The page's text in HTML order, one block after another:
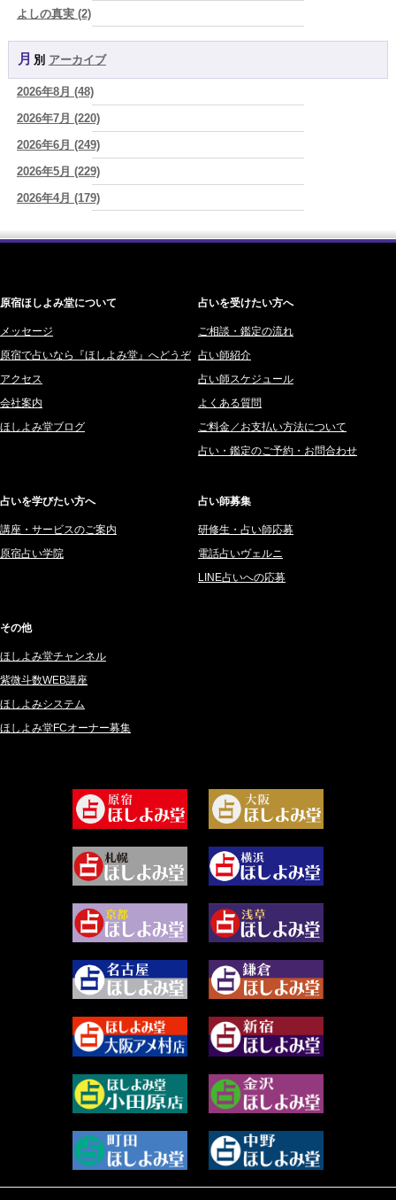
2026/08/07
2026年8月8日 甲寅――自分の軸を持ちながら、世界と対話する日
ぐり)
2026/08/07
新しいことに触れると、自分の中の回路がひらく｜好奇心を持ち続け
る楽しさ (美月マーシャ)
2026/08/07
2026年8月7日 癸丑 自分を消さずに、調和を育てる日
2026/08/07
時間は前に進んでいく。後悔は消せないけれど未来を変えていくこと
ができる (真巳華 - Mamika -)
2026/08/07
よしの真実 (2)
YOSHIKI (58)
よみ (39)
一之森 陽柑 (26)
椰奈空 (64)
ワカリミ (1)
神楽峰ヴィスカ (10)
赤羽うさぎ (341)
橘メルロ (7)
鈴喜みわこ (8)
鯖ノ実 ソニン (19)
愛音ソナタ (16)
紫村 明世 (34)
サーペント (92)
さてら (94)
桜望巴千 (270)
綺咲みゆき (22)
比呂 酒井 (59)
ロザリン (157)
坂宮 鈴果 (82)
尾羽奈美海 (95)
藻那ムール (2)
白丸モカ (180)
水浅葱 旬時 (150)
阿佐霧 峰麿 (37)
源 彩乃 (65)
美月マーシャ (212)
芽百マミム (741)
真巳華 - Mamika - (268)
プラタ 真寿 (165)
紅月Luru (5)
ルーカス伽豆海 (1111)
月別 アーカイブ
2026年8月 (48)
2026年7月 (220)
2026年6月 (249)
2026年5月 (229)
2026年4月 (179)
2025年12月 (201)
2025年11月 (252)
2025年10月 (242)
2025年9月 (196)
2025年8月 (182)
2024年12月 (57)
2024年11月 (38)
2024年10月 (36)
2024年9月 (39)
2024年8月 (45)
2024年5月 (92)
2024年3月 (49)
2024年2月 (40)
2024年1月 (63)
2023年12月 (86)
2023年11月 (67)
2023年10月 (36)
2023年9月 (37)
2023年8月 (46)
2023年7月 (59)
2023年6月 (73)
2023年5月 (67)
2023年4月 (73)
原宿ほしよみ堂について
メッセージ
原宿で占いなら『ほしよみ堂』へどうぞ
アクセス
会社案内
ほしよみ堂ブログ
占いを受けたい方へ
ご相談・鑑定の流れ
占い師紹介
占い師スケジュール
よくある質問
ご料金／お支払い方法について
占い・鑑定のご予約・お問合わせ
占いを学びたい方へ
講座・サービスのご案内
原宿占い学院
占い師募集
研修生・占い師応募
電話占いヴェルニ
LINE占いへの応募
その他
ほしよみ堂チャンネル
紫微斗数WEB講座
ほしよみシステム
ほしよみ堂FCオーナー募集